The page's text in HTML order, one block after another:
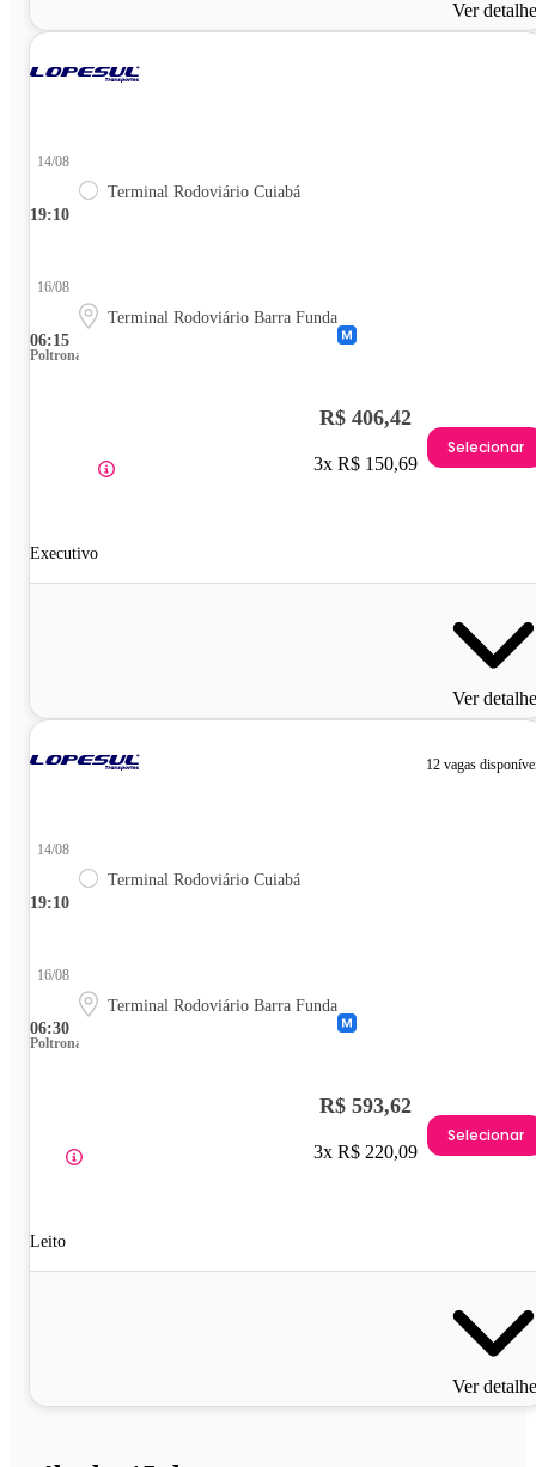
Ver
19:10
14/08
Terminal Rodoviário Cuiabá
06:15
16/08
Terminal Rodoviário Barra Funda
Poltrona
Executivo
R$ 406,42
3x R$ 150,69
Selecionar
Ver
12 vagas
19:10
14/08
Terminal Rodoviário Cuiabá
06:30
16/08
Terminal Rodoviário Barra Funda
Poltrona
Leito
R$ 593,62
3x R$ 220,09
Selecionar
Ver